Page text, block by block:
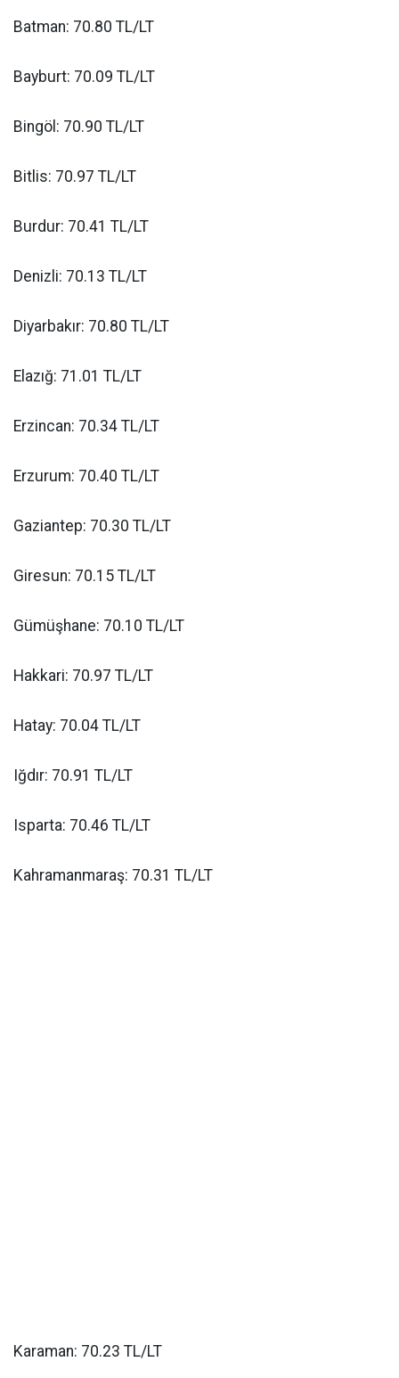
Batman: 70.80 TL/LT
Bayburt: 70.09 TL/LT
Bingöl: 70.90 TL/LT
Bitlis: 70.97 TL/LT
Burdur: 70.41 TL/LT
Denizli: 70.13 TL/LT
Diyarbakır: 70.80 TL/LT
Elazığ: 71.01 TL/LT
Erzincan: 70.34 TL/LT
Erzurum: 70.40 TL/LT
Gaziantep: 70.30 TL/LT
Giresun: 70.15 TL/LT
Gümüşhane: 70.10 TL/LT
Hakkari: 70.97 TL/LT
Hatay: 70.04 TL/LT
Iğdır: 70.91 TL/LT
Isparta: 70.46 TL/LT
Kahramanmaraş: 70.31 TL/LT
Karaman: 70.23 TL/LT